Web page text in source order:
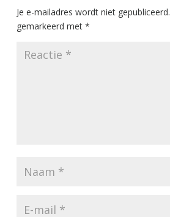
Je e-mailadres wordt niet gepubliceerd.
gemarkeerd met *